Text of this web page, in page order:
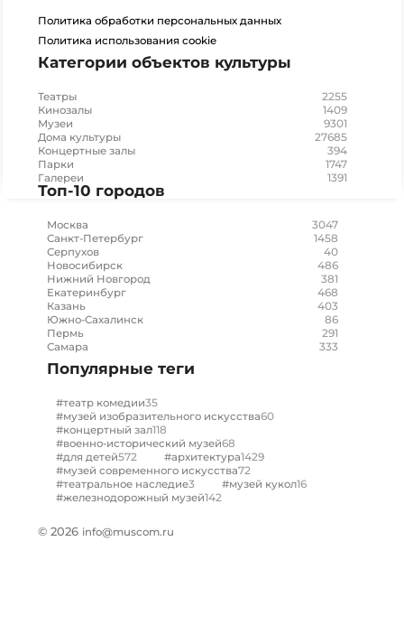
Политика обработки персональных данных
Политика использования cookie
Категории объектов культуры
Театры 2255
Кинозалы 1409
Музеи 9301
Дома культуры 27685
Концертные залы 394
Парки 1747
Галереи 1391
Топ-10 городов
Москва 3047
Санкт-Петербург 1458
Серпухов 40
Новосибирск 486
Нижний Новгород 381
Екатеринбург 468
Казань 403
Южно-Сахалинск 86
Пермь 291
Самара 333
Популярные теги
#театр комедии35
#музей изобразительного искусства60
#концертный зал118
#военно-исторический музей68
#для детей572 #архитектура1429
#музей современного искусства72
#театральное наследие3 #музей кукол16
#железнодорожный музей142
© 2026 info@muscom.ru